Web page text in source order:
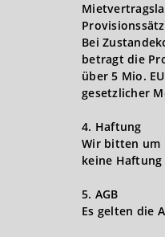
Bei
betragt die
über 5 Mio.
gesetzlicher
4. Haftung
Wir bitten um
keine Haftung
5. AGB
Es gelten die